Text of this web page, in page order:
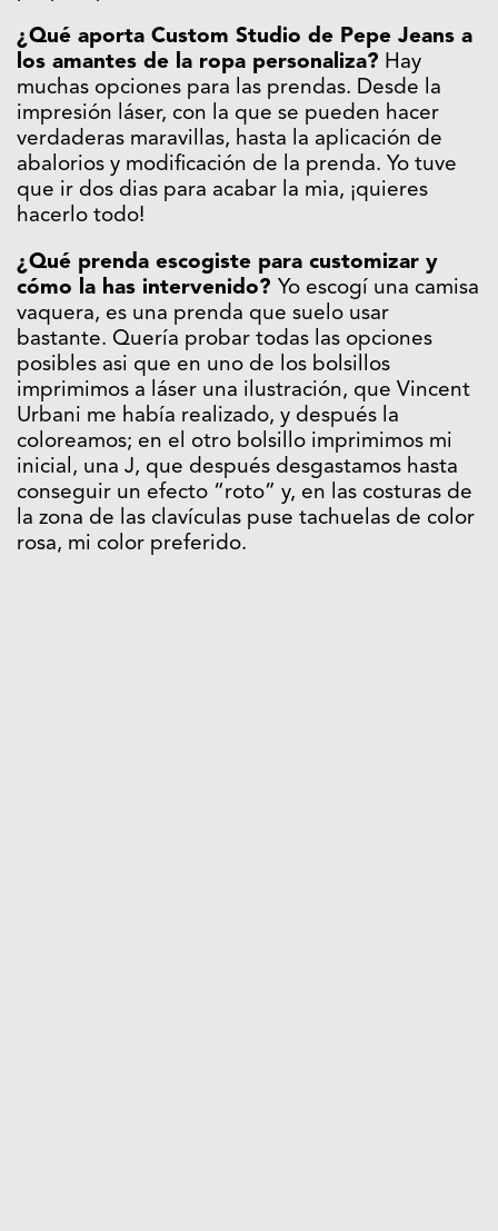
¿Qué aporta Custom Studio de Pepe Jeans a
los amantes de la ropa personaliza? Hay
muchas opciones para las prendas. Desde la
impresión láser, con la que se pueden hacer
verdaderas maravillas, hasta la aplicación de
abalorios y modificación de la prenda. Yo tuve
que ir dos dias para acabar la mia, ¡quieres
hacerlo todo!
¿Qué prenda escogiste para customizar y
cómo la has intervenido? Yo escogí una camisa
vaquera, es una prenda que suelo usar
bastante. Quería probar todas las opciones
posibles asi que en uno de los bolsillos
imprimimos a láser una ilustración, que Vincent
Urbani me había realizado, y después la
coloreamos; en el otro bolsillo imprimimos mi
inicial, una J, que después desgastamos hasta
conseguir un efecto “roto” y, en las costuras de
la zona de las clavículas puse tachuelas de color
rosa, mi color preferido.